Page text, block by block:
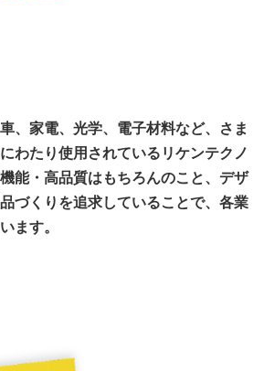
、家電、光学、電子材料など、さま
わたり使用されているリケンテクノ
能・高品質はもちろんのこと、デザ
づくりを追求していることで、各業
ます。